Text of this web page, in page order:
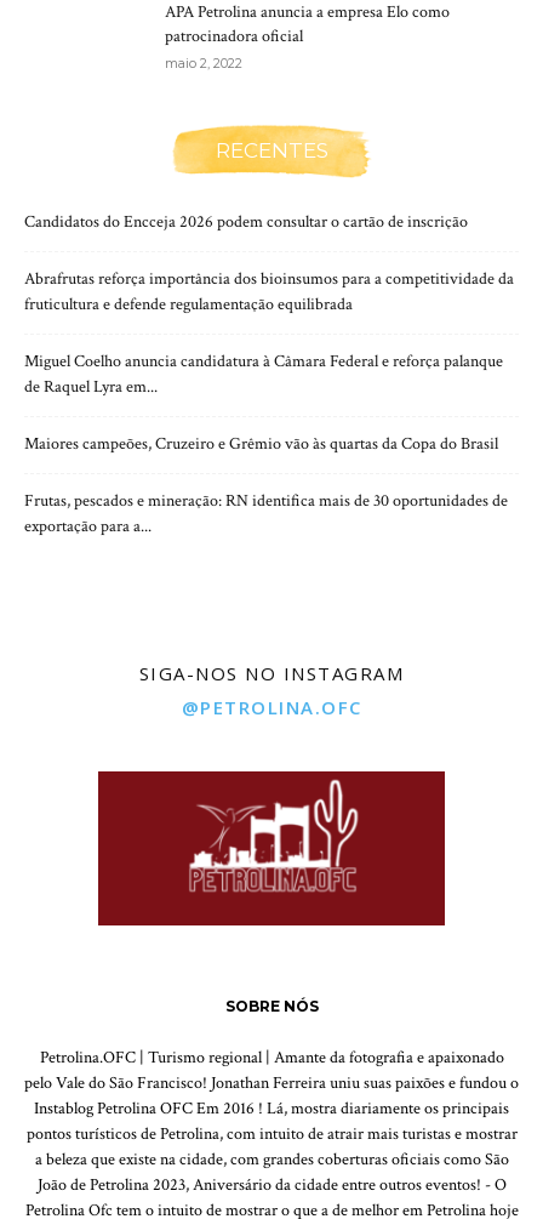
APA Petrolina anuncia a empresa Elo como
patrocinadora oficial
maio 2, 2022
RECENTES
Candidatos do Encceja 2026 podem consultar o cartão de inscrição
Abrafrutas reforça importância dos bioinsumos para a competitividade da
fruticultura e defende regulamentação equilibrada
Miguel Coelho anuncia candidatura à Câmara Federal e reforça palanque
de Raquel Lyra em...
Maiores campeões, Cruzeiro e Grêmio vão às quartas da Copa do Brasil
Frutas, pescados e mineração: RN identifica mais de 30 oportunidades de
exportação para a...
SIGA-NOS NO INSTAGRAM
@PETROLINA.OFC
SOBRE NÓS
Petrolina.OFC | Turismo regional | Amante da fotografia e apaixonado
pelo Vale do São Francisco! Jonathan Ferreira uniu suas paixões e fundou o
Instablog Petrolina OFC Em 2016 ! Lá, mostra diariamente os principais
pontos turísticos de Petrolina, com intuito de atrair mais turistas e mostrar
a beleza que existe na cidade, com grandes coberturas oficiais como São
João de Petrolina 2023, Aniversário da cidade entre outros eventos! - O
Petrolina Ofc tem o intuito de mostrar o que a de melhor em Petrolina hoje